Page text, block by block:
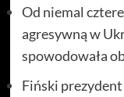
Od niemal
agresywną w
spowodowała
Fiński prezydent